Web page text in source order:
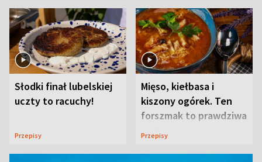
Słodki finał lubelskiej
uczty to racuchy!
Przepisy
Mięso, kiełbasa i
kiszony ogórek. Ten
forszmak to prawdziwa
uczta
Przepisy